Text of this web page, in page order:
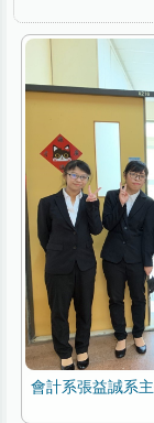
會計系張益誠系